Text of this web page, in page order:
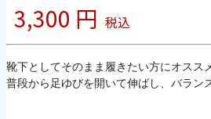
3,300 円 税込
靴下としてそのまま履きたい方にオスス
普段から足ゆびを開いて伸ばし、バラン